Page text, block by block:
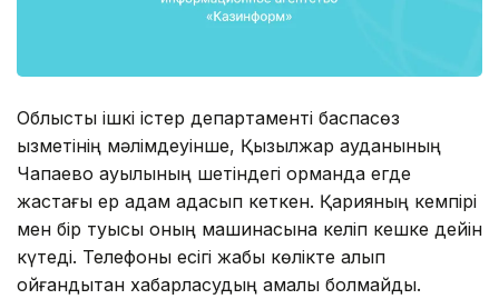
Облыстық ішкі істер департаменті баспасөз
қызметінің мәлімдеуінше, Қызылжар ауданының
Чапаево ауылының шетіндегі орманда егде
жастағы ер адам адасып кеткен. Қарияның кемпірі
мен бір туысы оның машинасына келіп кешке дейін
күтеді. Телефоны есігі жабық көлікте қалып
қойғандықтан хабарласудың амалы болмайды.